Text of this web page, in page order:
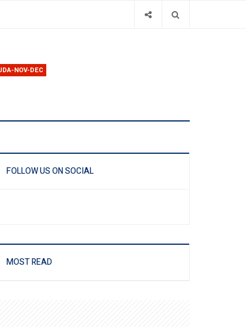
NOV-DEC
FOLLOW US ON SOCIAL
MOST READ